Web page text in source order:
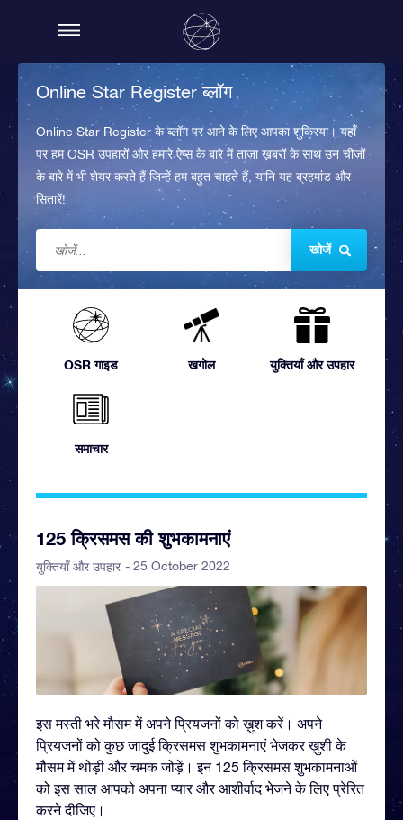
Online Star Register ब्लॉग
Online Star Register के ब्लॉग पर आने के लिए आपका शुक्रिया। यहाँ
पर हम OSR उपहारों और हमारे ऐप्स के बारे में ताज़ा ख़बरों के साथ उन चीज़ों
के बारे में भी शेयर करते हैं जिन्हें हम बहुत चाहते हैं, यानि यह ब्रहमांड और
सितारें!
खोजें
OSR गाइड खगोल युक्तियाँ और उपहार
समाचार
125 क्रिसमस की शुभकामनाएं
युक्तियाँ और उपहार - 25 October 2022
इस मस्ती भरे मौसम में अपने प्रियजनों को ख़ुश करें। अपने
प्रियजनों को कुछ जादुई क्रिसमस शुभकामनाएं भेजकर ख़ुशी के
मौसम में थोड़ी और चमक जोड़ें। इन 125 क्रिसमस शुभकामनाओं
को इस साल आपको अपना प्यार और आशीर्वाद भेजने के लिए प्रेरित
करने दीजिए।